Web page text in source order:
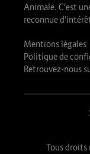
Animale. C’est
reconnue
Mentions légales
Politique de
Retrouvez-nous
Tous droits